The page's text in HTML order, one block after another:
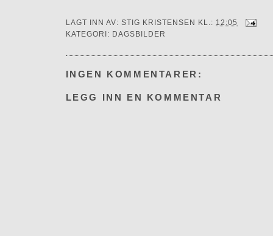
LAGT INN AV: STIG KRISTENSEN KL.: 12:05
KATEGORI: DAGSBILDER
INGEN KOMMENTARER:
LEGG INN EN KOMMENTAR